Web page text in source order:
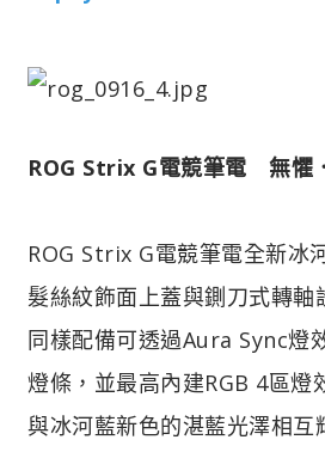
ROG Strix G電競筆電 無懼
ROG Strix G電競筆電全新冰
髮絲紋飾面上蓋與鍘刀式轉軸
同樣配備可透過Aura Sync燈
燈條，並最高內建RGB 4區燈
與冰河藍新色的湛藍光澤相互